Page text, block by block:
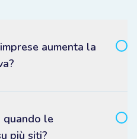
aumenta la
quando le
più siti?